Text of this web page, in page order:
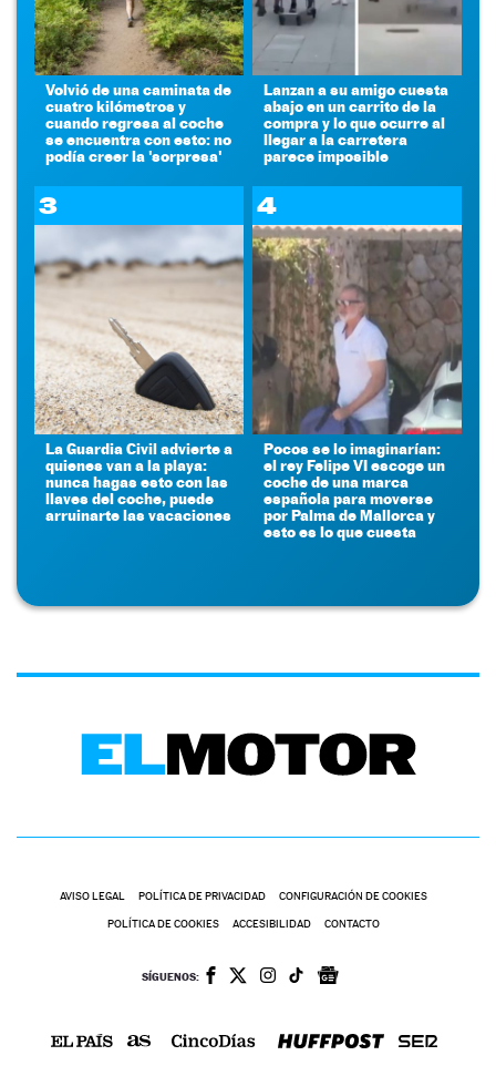
Volvió de una caminata de
cuatro kilómetros y
cuando regresa al coche
se encuentra con esto: no
podía creer la 'sorpresa'
Lanzan a su amigo cuesta
abajo en un carrito de la
compra y lo que ocurre al
llegar a la carretera
parece imposible
3
La Guardia Civil advierte a
quienes van a la playa:
nunca hagas esto con las
llaves del coche, puede
arruinarte las vacaciones
4
Pocos se lo imaginarían:
el rey Felipe VI escoge un
coche de una marca
española para moverse
por Palma de Mallorca y
esto es lo que cuesta
AVISO LEGAL POLÍTICA DE PRIVACIDAD CONFIGURACIÓN DE COOKIES
POLÍTICA DE COOKIES ACCESIBILIDAD CONTACTO
SÍGUENOS: